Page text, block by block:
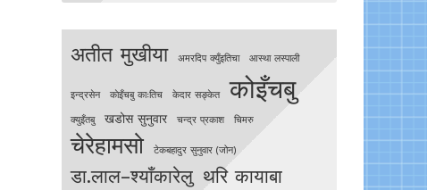
अतीत मुखीया अमरदिप क्युँइतिचा आस्था लस्पाली
इन्द्रसेन काेइँचबु काःतिच केदार सङ्केत कोइँचबु
क्युइँतबु खडोस सुनुवार चन्द्र प्रकाश चिमरु
चेरेहामसो टेकबहादुर सुनुवार (जोन)
डा.लाल–श्याँकारेलु थरि कायाबा